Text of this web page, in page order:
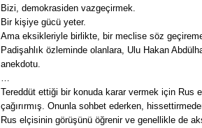
Bizi, demokrasiden vazgeçirmek.
Bir kişiye gücü yeter.
Ama eksikleriyle birlikte, bir meclise söz
Padişahlık özleminde olanlara, Ulu Hakan
anekdotu.
…
Tereddüt ettiği bir konuda karar vermek için Rus
çağırırmış. Onunla sohbet ederken,
Rus elçisinin görüşünü öğrenir ve genellikle de